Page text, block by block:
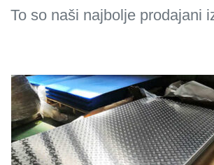
To so naši najbolje prodajani